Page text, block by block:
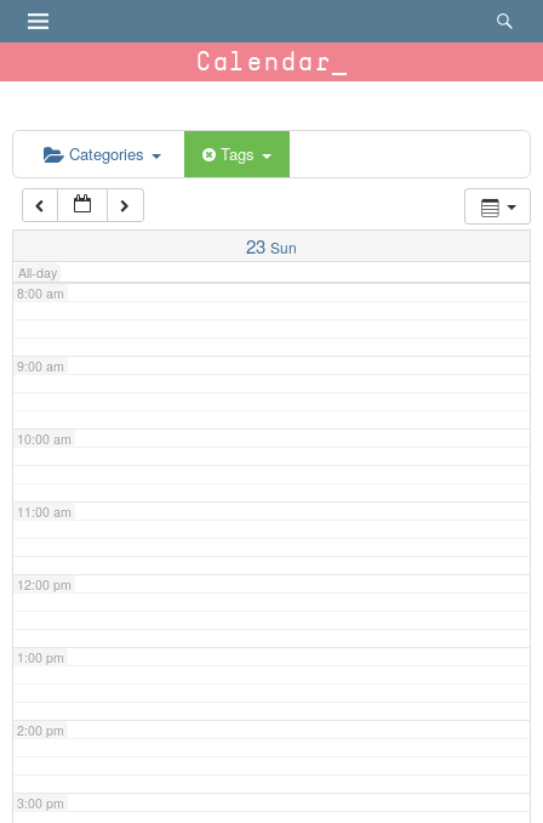
Calendar
Categories Tags
23 Sun
All-day
6:00 am
7:00 am
8:00 am
9:00 am
10:00 am
11:00 am
12:00 pm
1:00 pm
2:00 pm
3:00 pm